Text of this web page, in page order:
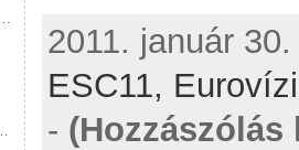
2011. január
ESC11,
- (Hozzászólás